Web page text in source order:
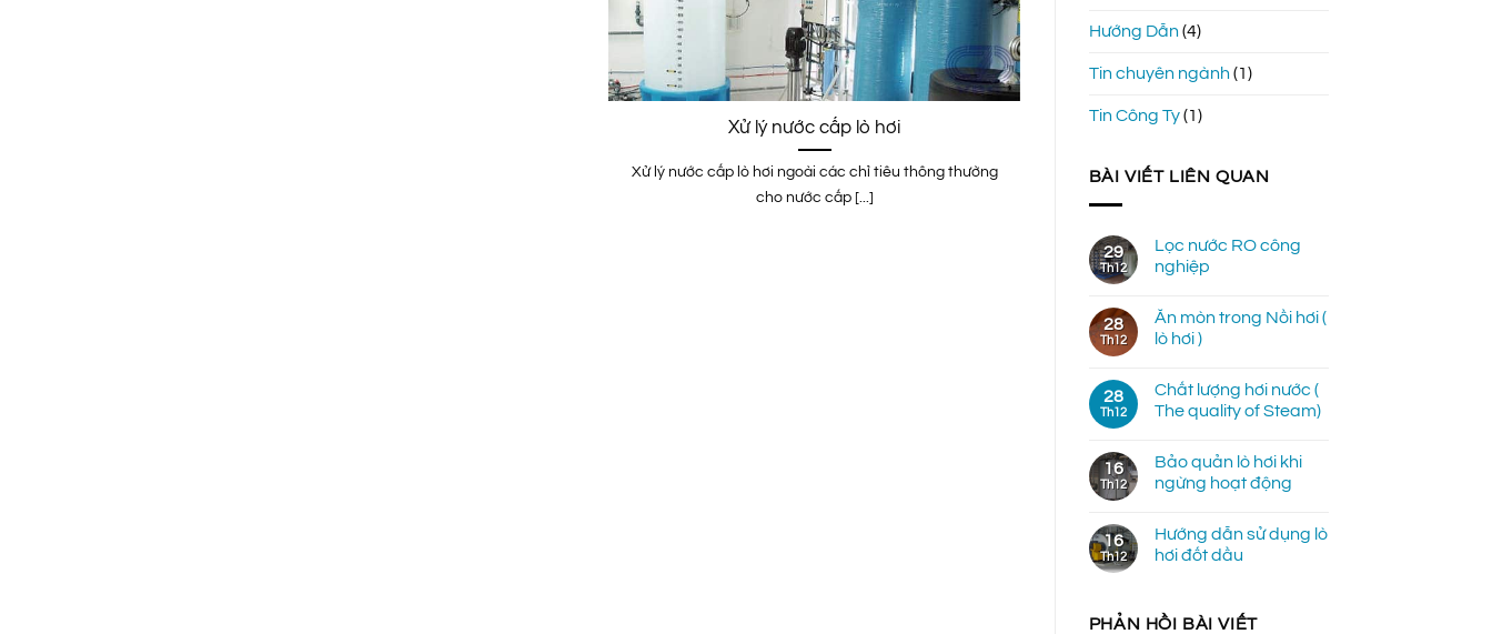
Xử lý nước cấp lò hơi
Xử lý nước cấp lò hơi ngoài các chỉ tiêu thông thường
cho nước cấp [...]
Hướng Dẫn(4)
Tin chuyên ngành(1)
Tin Công Ty(1)
BÀI VIẾT LIÊN QUAN
29
Th12
Lọc nước RO công
nghiệp
28
Th12
Ăn mòn trong Nồi hơi (
lò hơi )
28
Th12
Chất lượng hơi nước (
The quality of Steam)
16
Th12
Bảo quản lò hơi khi
ngừng hoạt động
16
Th12
Hướng dẫn sử dụng lò
hơi đốt dầu
PHẢN HỒI BÀI VIẾT